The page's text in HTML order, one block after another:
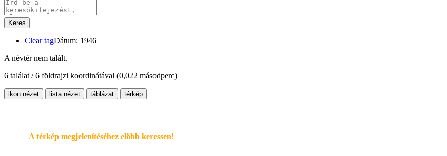
Keres
Clear tagDátum: 1946
A névtér nem talált.
6 találat / 6 földrajzi koordinátával (0,022 másodperc)
ikon nézet lista nézet táblázat térkép
A térkép megjelenítéséhez elöbb keressen!